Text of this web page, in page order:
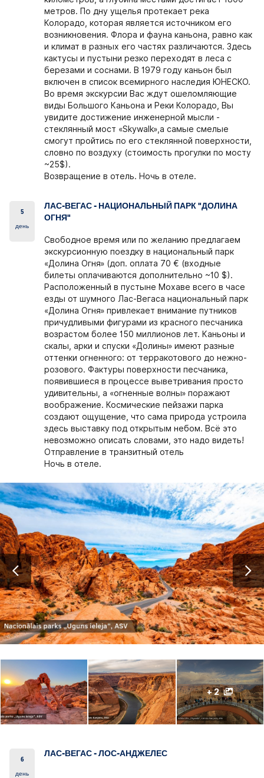
метров. По дну ущелья протекает река
Колорадо, которая является источником его
возникновения. Флора и фауна каньона, равно как
и климат в разных его частях различаются. Здесь
кактусы и пустыни резко переходят в леса с
березами и соснами. В 1979 году каньон был
включен в список всемирного наследия ЮНЕСКО.
Во время экскурсии Вас ждут ошеломляющие
виды Большого Каньона и Реки Колорадо, Вы
увидите достижение инженерной мысли -
стеклянный мост «Skywalk»,а самые смелые
смогут пройтись по его стеклянной поверхности,
словно по воздуху (стоимость прогулки по мосту
~25$).
Возвращение в отель. Ночь в отеле.
5
день
ЛАС-ВЕГАС - НАЦИОНАЛЬНЫЙ ПАРК "ДОЛИНА
ОГНЯ"
Свободное время или по желанию предлагаем
экскурсионную поездку в национальный парк
«Долина Огня» (доп. оплата 70 € (входные
билеты оплачиваются дополнительно ~10 $).
Расположенный в пустыне Мохаве всего в часе
езды от шумного Лас-Вегаса национальный парк
«Долина Огня» привлекает внимание путников
причудливыми фигурами из красного песчаника
возрастом более 150 миллионов лет. Каньоны и
скалы, арки и спуски «Долины» имеют разные
оттенки огненного: от терракотового до нежно-
розового. Фактуры поверхности песчаника,
появившиеся в процессе выветривания просто
удивительны, а «огненные волны» поражают
воображение. Космические пейзажи парка
создают ощущение, что сама природа устроила
здесь выставку под открытым небом. Всё это
невозможно описать словами, это надо видеть!
Oтправление в транзитный отель
Ночь в отеле.
+ 2
6
день
ЛАС-ВЕГАС - ЛОС-АНДЖЕЛЕС